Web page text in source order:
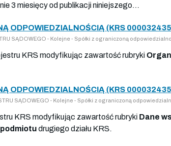
3 miesięcy od publikacji niniejszego...
ODPOWIEDZIALNOŚCIĄ (KRS
SĄDOWEGO - Kolejne - Spółki z ograniczoną
KRS modyfikując zawartość rubryki
ODPOWIEDZIALNOŚCIĄ (KRS
SĄDOWEGO - Kolejne - Spółki z ograniczoną
KRS modyfikując zawartość rubryki Dane
drugiego działu KRS.